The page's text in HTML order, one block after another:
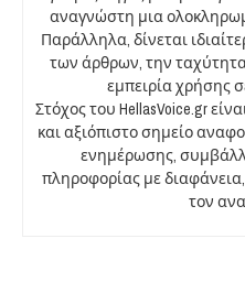
αναγνώστη μια
Παράλληλα, δίνεται
των άρθρων, την
εμπειρία χρήσης
Στόχος του HellasVoice.gr
και αξιόπιστο σημείο
ενημέρωσης,
πληροφορίας με
τον